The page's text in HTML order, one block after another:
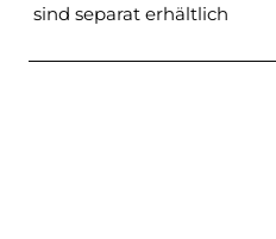
sind separat erhältlich